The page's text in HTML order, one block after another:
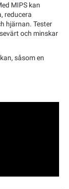
MIPS kan
reducera
hjärnan. Tester
och minskar
såsom en